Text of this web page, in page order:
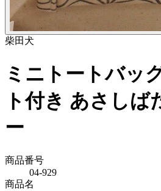
柴田 犬
ミニトートバッ
ト付き あさしば
ー
商品番号
04-929
商品名